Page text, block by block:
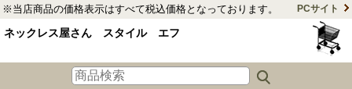
※当店商品の価格表示はすべて税込価格となっております。 PCサイト
ネックレス屋さん スタイル エフ